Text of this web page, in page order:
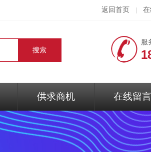
返回首页
服
供求商机 在线留言